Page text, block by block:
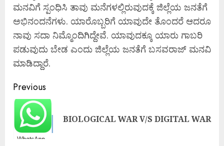
ಮನವಿಗೆ ಸ್ಪಂಧಿಸಿ ತಾವು ಮನೆಗಳಲ್ಲಿರುವುದಕ್ಕೆ ಜಿಲ್ಲೆಯ ಜನತೆಗೆ
ಅಭಿನಂದನೆಗಳು. ಯಾರೊಬ್ಬರಿಗೆ ಯಾವುದೇ ತೊಂದರೆ ಆದರೂ
ನಾವು ಸದಾ ನಿಮ್ಮೊಂದಿಗಿದ್ದೇವೆ. ಯಾವುದಕ್ಕೂ ಯಾರು ಗಾಬರಿ
ಪಡುವುದು ಬೇಡ ಎಂದು ಜಿಲ್ಲೆಯ ಜನತೆಗೆ ಬಸವರಾಜ್ ಮನವಿ
ಮಾಡಿದ್ದಾರೆ.
Previous
BIOLOGICAL WAR V/S DIGITAL WAR